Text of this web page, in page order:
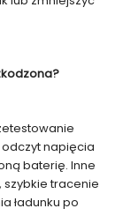
odczyt napięcia
baterię. Inne
szybkie tracenie
ładunku po